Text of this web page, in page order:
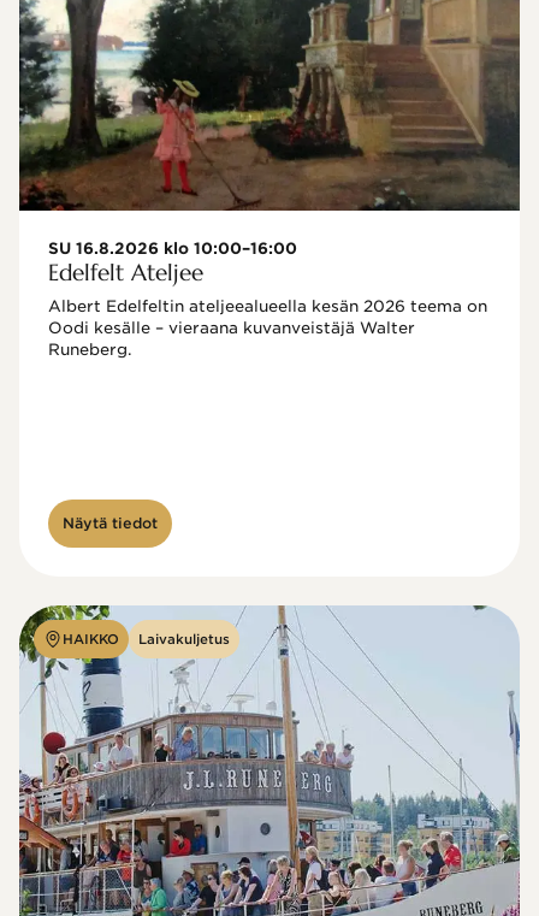
SU 16.8.2026 klo 10:00–16:00
Edelfelt Ateljee
Albert Edelfeltin ateljeealueella kesän 2026 teema on
Oodi kesälle – vieraana kuvanveistäjä Walter
Näytä tiedot
HAIKKO Laivakuljetus